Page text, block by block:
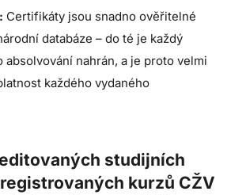
Certifikáty jsou snadno ověřitelné
databáze – do té je každý
nahrán, a je proto velmi
každého vydaného
studijních
kurzů CŽV